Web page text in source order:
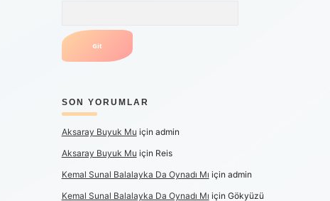
SON YORUMLAR
Aksaray Buyuk Mu için admin
Aksaray Buyuk Mu için Reis
Kemal Sunal Balalayka Da Oynadı Mı için admin
Kemal Sunal Balalayka Da Oynadı Mı için Gökyüzü